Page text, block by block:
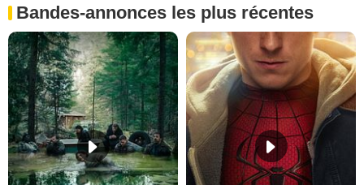
Bandes-annonces les plus récentes